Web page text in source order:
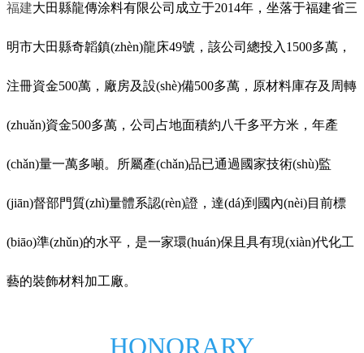
福建大田縣龍傳涂料有限公司成立于2014年，坐落于福建省三
明市大田縣奇韜鎮(zhèn)龍床49號，該公司總投入1500多萬，
注冊資金500萬，廠房及設(shè)備500多萬，原材料庫存及周轉
(zhuǎn)資金500多萬，公司占地面積約八千多平方米，年產
(chǎn)量一萬多噸。所屬產(chǎn)品已通過國家技術(shù)監
(jiān)督部門質(zhì)量體系認(rèn)證，達(dá)到國內(nèi)目前標
(biāo)準(zhǔn)的水平，是一家環(huán)保且具有現(xiàn)代化工
藝的裝飾材料加工廠。
HONORARY